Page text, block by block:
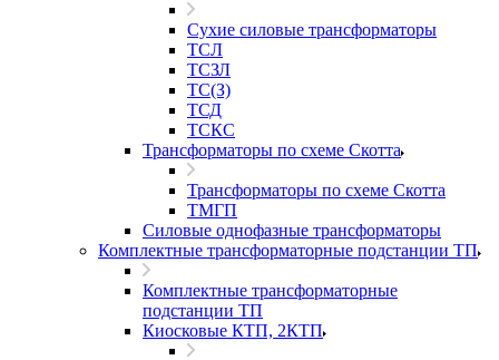
Сухие силовые трансформаторы
ТСЛ
ТСЗЛ
ТС(З)
ТСД
ТСКС
Трансформаторы по схеме Скотта
Трансформаторы по схеме Скотта
ТМГП
Силовые однофазные трансформаторы
Комплектные трансформаторные подстанции ТП
Комплектные трансформаторные
подстанции ТП
Киосковые КТП, 2КТП